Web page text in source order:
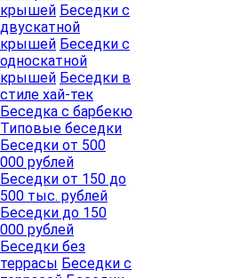
крышей Беседки с
двускатной
крышей Беседки с
односкатной
крышей Беседки в
стиле хай-тек
Беседка с барбекю
Типовые беседки
Беседки от 500
000 рублей
Беседки от 150 до
500 тыс. рублей
Беседки до 150
000 рублей
Беседки без
террасы Беседки с